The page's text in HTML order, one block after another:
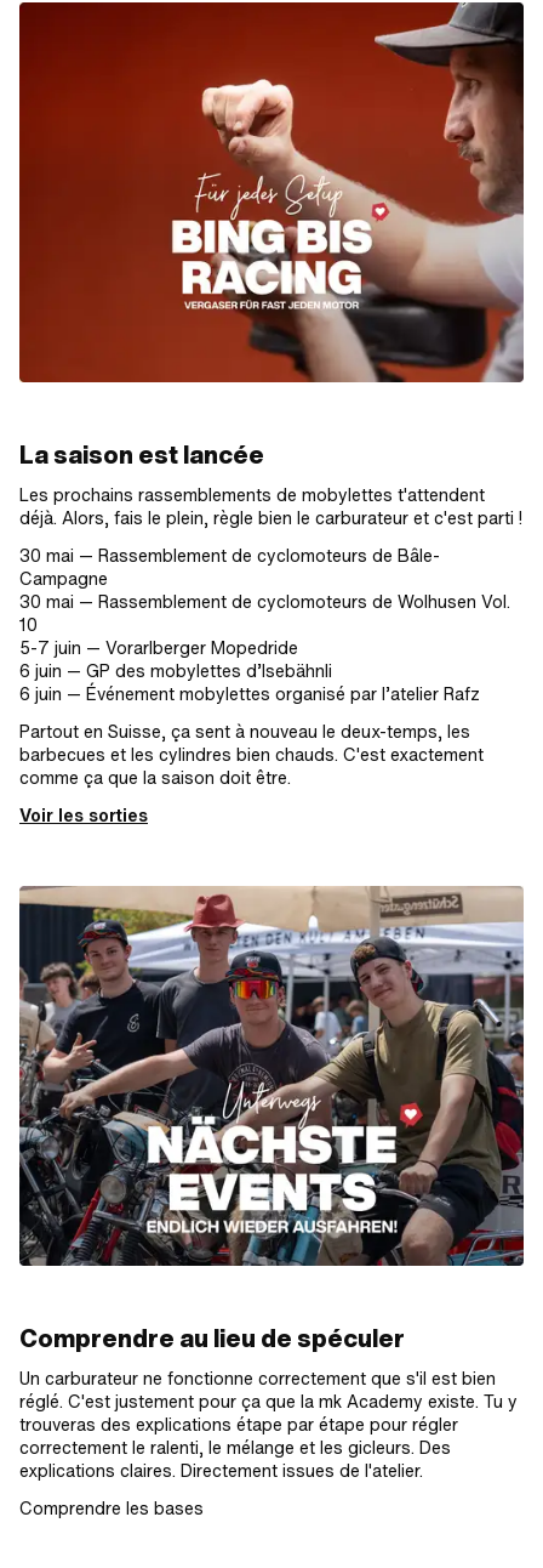
La saison est lancée
Les prochains rassemblements de mobylettes t'attendent
déjà. Alors, fais le plein, règle bien le carburateur et c'est parti !
30 mai — Rassemblement de cyclomoteurs de Bâle-
Campagne
30 mai — Rassemblement de cyclomoteurs de Wolhusen Vol.
10
5-7 juin — Vorarlberger Mopedride
6 juin — GP des mobylettes d’Isebähnli
6 juin — Événement mobylettes organisé par l’atelier Rafz
Partout en Suisse, ça sent à nouveau le deux-temps, les
barbecues et les cylindres bien chauds. C'est exactement
comme ça que la saison doit être.
Voir les sorties
Comprendre au lieu de spéculer
Un carburateur ne fonctionne correctement que s'il est bien
réglé. C'est justement pour ça que la mk Academy existe. Tu y
trouveras des explications étape par étape pour régler
correctement le ralenti, le mélange et les gicleurs. Des
explications claires. Directement issues de l'atelier.
Comprendre les bases